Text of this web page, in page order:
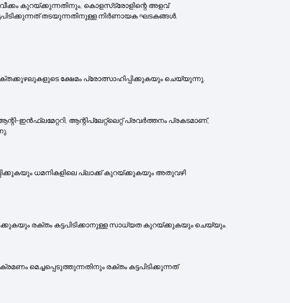
കുറയ്ക്കുന്നതിനും, കൊളസ്‌ട്രോളിന്റെ അളവ്
തടയുന്നതിനുള്ള നിർണായക ഘടകങ്ങൾ.
ക്ഷേമം പ്രോത്സാഹിപ്പിക്കുകയും ചെയ്യുന്നു.
ആന്റിപ്ലേറ്റ്‌ലെറ്റ് പ്രവർത്തനം പ്രകടമാണ്,
ധമനികളിലെ പ്ലാക്ക് കുറയ്ക്കുകയും അതുവഴി
രക്തം കട്ടപിടിക്കാനുള്ള സാധ്യത കുറയ്ക്കുകയും ചെയ്യും.
മെച്ചപ്പെടുത്തുന്നതിനും രക്തം കട്ടപിടിക്കുന്നത്